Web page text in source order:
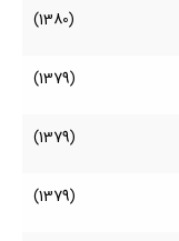
(1380)
(1379)
(1379)
(1379)